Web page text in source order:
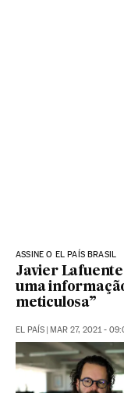
ASSINE O EL PAÍS BRASIL
Javier
uma
meticulosa”
EL PAÍS | MAR 27, 2021 -